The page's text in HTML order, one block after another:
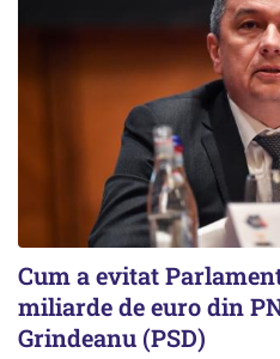
Cum a evitat
miliarde de euro din
Grindeanu (PSD)